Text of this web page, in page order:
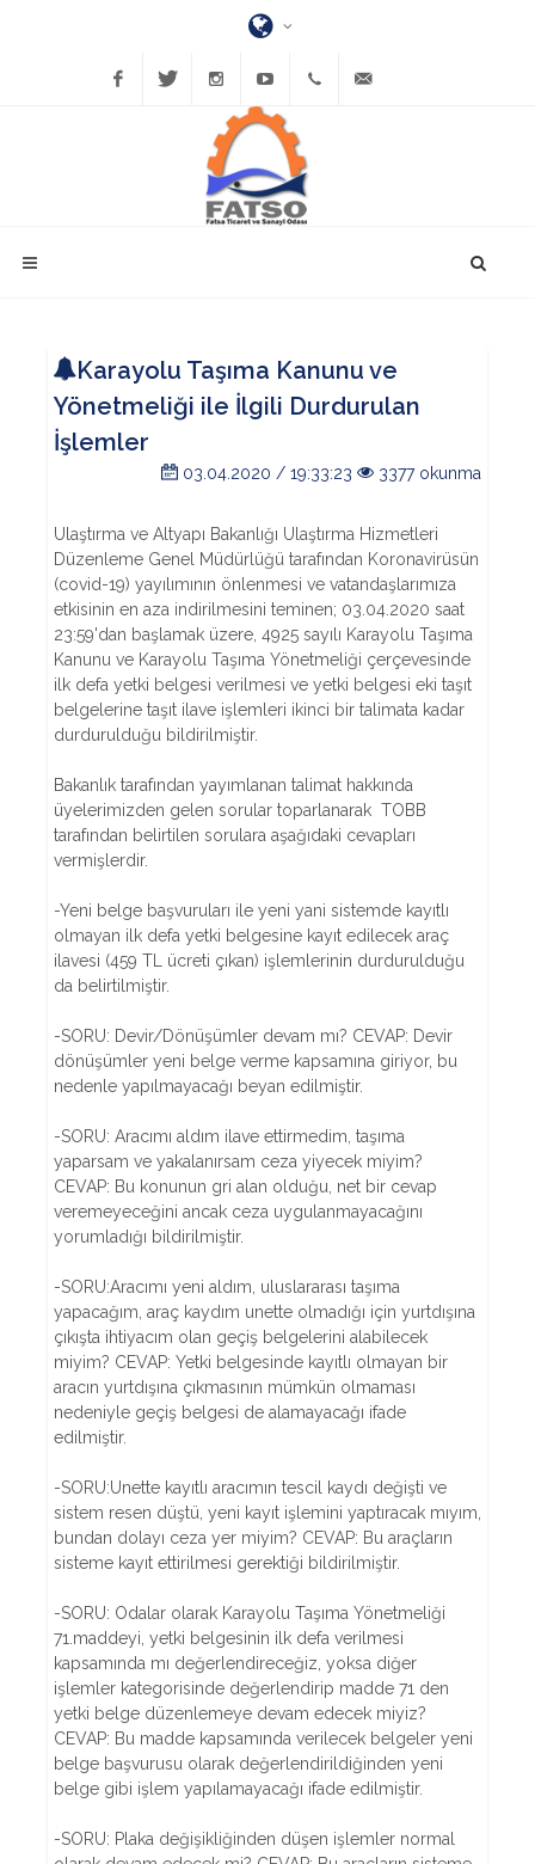
InstagramYouTube(452)
423-
Karayolu Taşıma Kanunu ve
Yönetmeliği ile İlgili Durdurulan
İşlemler
03.04.2020 / 19:33:23 3377 okunma
Ulaştırma ve Altyapı Bakanlığı Ulaştırma Hizmetleri
Düzenleme Genel Müdürlüğü tarafından Koronavirüsün
(covid-19) yayılımının önlenmesi ve vatandaşlarımıza
etkisinin en aza indirilmesini teminen; 03.04.2020 saat
23:59'dan başlamak üzere, 4925 sayılı Karayolu Taşıma
Kanunu ve Karayolu Taşıma Yönetmeliği çerçevesinde
ilk defa yetki belgesi verilmesi ve yetki belgesi eki taşıt
belgelerine taşıt ilave işlemleri ikinci bir talimata kadar
durdurulduğu bildirilmiştir.
Bakanlık tarafından yayımlanan talimat hakkında
üyelerimizden gelen sorular toparlanarak TOBB
tarafından belirtilen sorulara aşağıdaki cevapları
vermişlerdir.
-Yeni belge başvuruları ile yeni yani sistemde kayıtlı
olmayan ilk defa yetki belgesine kayıt edilecek araç
ilavesi (459 TL ücreti çıkan) işlemlerinin durdurulduğu
da belirtilmiştir.
-SORU: Devir/Dönüşümler devam mı? CEVAP: Devir
dönüşümler yeni belge verme kapsamına giriyor, bu
nedenle yapılmayacağı beyan edilmiştir.
-SORU: Aracımı aldım ilave ettirmedim, taşıma
yaparsam ve yakalanırsam ceza yiyecek miyim?
CEVAP: Bu konunun gri alan olduğu, net bir cevap
veremeyeceğini ancak ceza uygulanmayacağını
yorumladığı bildirilmiştir.
-SORU:Aracımı yeni aldım, uluslararası taşıma
yapacağım, araç kaydım unette olmadığı için yurtdışına
çıkışta ihtiyacım olan geçiş belgelerini alabilecek
miyim? CEVAP: Yetki belgesinde kayıtlı olmayan bir
aracın yurtdışına çıkmasının mümkün olmaması
nedeniyle geçiş belgesi de alamayacağı ifade
edilmiştir.
-SORU:Unette kayıtlı aracımın tescil kaydı değişti ve
sistem resen düştü, yeni kayıt işlemini yaptıracak mıyım,
bundan dolayı ceza yer miyim? CEVAP: Bu araçların
sisteme kayıt ettirilmesi gerektiği bildirilmiştir.
-SORU: Odalar olarak Karayolu Taşıma Yönetmeliği
71.maddeyi, yetki belgesinin ilk defa verilmesi
kapsamında mı değerlendireceğiz, yoksa diğer
işlemler kategorisinde değerlendirip madde 71 den
yetki belge düzenlemeye devam edecek miyiz?
CEVAP: Bu madde kapsamında verilecek belgeler yeni
belge başvurusu olarak değerlendirildiğinden yeni
belge gibi işlem yapılamayacağı ifade edilmiştir.
-SORU: Plaka değişikliğinden düşen işlemler normal